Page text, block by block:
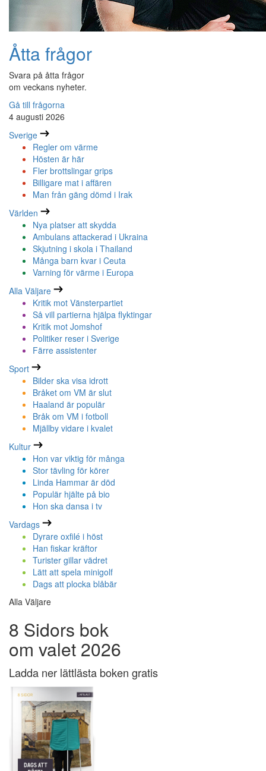
Åtta frågor
Svara på åtta frågor
om veckans nyheter.
Gå till frågorna
4 augusti 2026
Sverige
Regler om värme
Hösten är här
Fler brottslingar grips
Billigare mat i affären
Man från gäng dömd i Irak
Världen
Nya platser att skydda
Ambulans attackerad i Ukraina
Skjutning i skola i Thailand
Många barn kvar i Ceuta
Varning för värme i Europa
Alla Väljare
Kritik mot Vänsterpartiet
Så vill partierna hjälpa flyktingar
Kritik mot Jomshof
Politiker reser i Sverige
Färre assistenter
Sport
Bilder ska visa idrott
Bråket om VM är slut
Haaland är populär
Bråk om VM i fotboll
Mjällby vidare i kvalet
Kultur
Hon var viktig för många
Stor tävling för körer
Linda Hammar är död
Populär hjälte på bio
Hon ska dansa i tv
Vardags
Dyrare oxfilé i höst
Han fiskar kräftor
Turister gillar vädret
Lätt att spela minigolf
Dags att plocka blåbär
Alla Väljare
8 Sidors bok
om valet 2026
Ladda ner lättlästa boken gratis